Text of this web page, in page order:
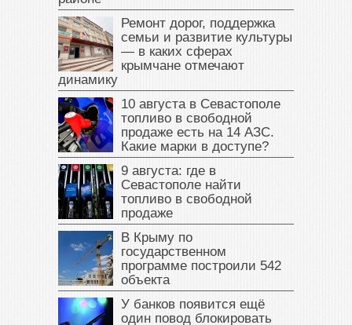
Ремонт дорог, поддержка
семьи и развитие культуры
— в каких сферах
крымчане отмечают
динамику
10 августа в Севастополе
топливо в свободной
продаже есть на 14 АЗС.
Какие марки в доступе?
9 августа: где в
Севастополе найти
топливо в свободной
продаже
В Крыму по
государственном
программе построили 542
объекта
У банков появится ещё
один повод блокировать